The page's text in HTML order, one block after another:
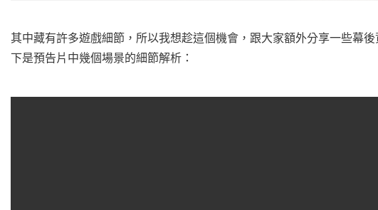
其中藏有許多遊戲細節，所以我想趁這個機會，跟大家額外分享一些幕
下是預告片中幾個場景的細節解析：